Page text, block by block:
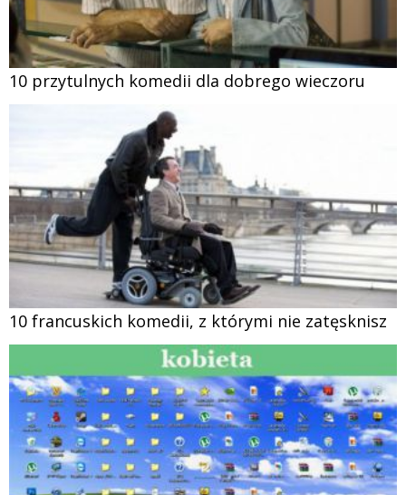
10 przytulnych komedii dla dobrego wieczoru
10 francuskich komedii, z którymi nie zatęsknisz